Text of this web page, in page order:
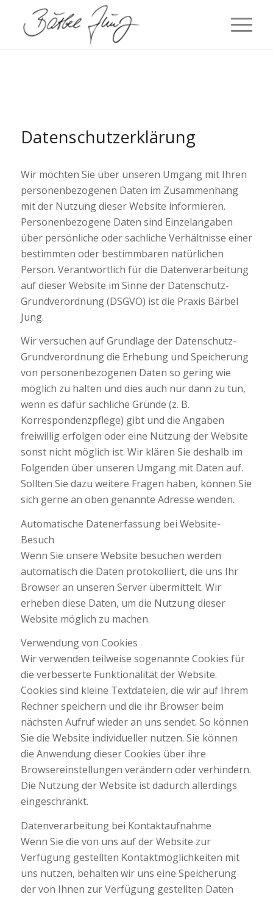
Datenschutzerklärung
Wir möchten Sie über unseren Umgang mit Ihren
personenbezogenen Daten im Zusammenhang
mit der Nutzung dieser Website informieren.
Personenbezogene Daten sind Einzelangaben
über persönliche oder sachliche Verhältnisse einer
bestimmten oder bestimmbaren natürlichen
Person. Verantwortlich für die Datenverarbeitung
auf dieser Website im Sinne der Datenschutz-
Grundverordnung (DSGVO) ist die Praxis Bärbel
Jung.
Wir versuchen auf Grundlage der Datenschutz-
Grundverordnung die Erhebung und Speicherung
von personenbezogenen Daten so gering wie
möglich zu halten und dies auch nur dann zu tun,
wenn es dafür sachliche Gründe (z. B.
Korrespondenzpflege) gibt und die Angaben
freiwillig erfolgen oder eine Nutzung der Website
sonst nicht möglich ist. Wir klären Sie deshalb im
Folgenden über unseren Umgang mit Daten auf.
Sollten Sie dazu weitere Fragen haben, können Sie
sich gerne an oben genannte Adresse wenden.
Automatische Datenerfassung bei Website-
Besuch
Wenn Sie unsere Website besuchen werden
automatisch die Daten protokolliert, die uns Ihr
Browser an unseren Server übermittelt. Wir
erheben diese Daten, um die Nutzung dieser
Website möglich zu machen.
Verwendung von Cookies
Wir verwenden teilweise sogenannte Cookies für
die verbesserte Funktionalität der Website.
Cookies sind kleine Textdateien, die wir auf Ihrem
Rechner speichern und die ihr Browser beim
nächsten Aufruf wieder an uns sendet. So können
Sie die Website individueller nutzen. Sie können
die Anwendung dieser Cookies über ihre
Browsereinstellungen verändern oder verhindern.
Die Nutzung der Website ist dadurch allerdings
eingeschränkt.
Datenverarbeitung bei Kontaktaufnahme
Wenn Sie die von uns auf der Website zur
Verfügung gestellten Kontaktmöglichkeiten mit
uns nutzen, behalten wir uns eine Speicherung
der von Ihnen zur Verfügung gestellten Daten